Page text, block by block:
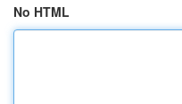
No HTML